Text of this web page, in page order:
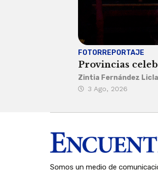
FOTORREPORTAJE
Provincias
Zintia Fernández Licla
3 Ago, 2026
Somos un medio de